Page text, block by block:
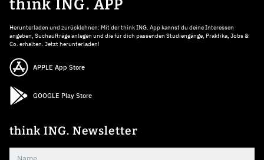
think ING. APP
Herunterladen und zurücklehnen: Mit der think ING. App kannst du deine Interessen
angeben, Suchaufträge anlegen und die für dich passenden Studiengänge, Praktika, Jobs &
Co. erhalten. Jetzt herunterladen!
APPLE App Store
GOOGLE Play Store
think ING. Newsletter